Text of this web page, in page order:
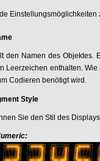
Einstellungsmöglichkeiten
den Namen des
Leerzeichen enthalten.
Codieren benötigt wird.
Style
Sie den Stil des